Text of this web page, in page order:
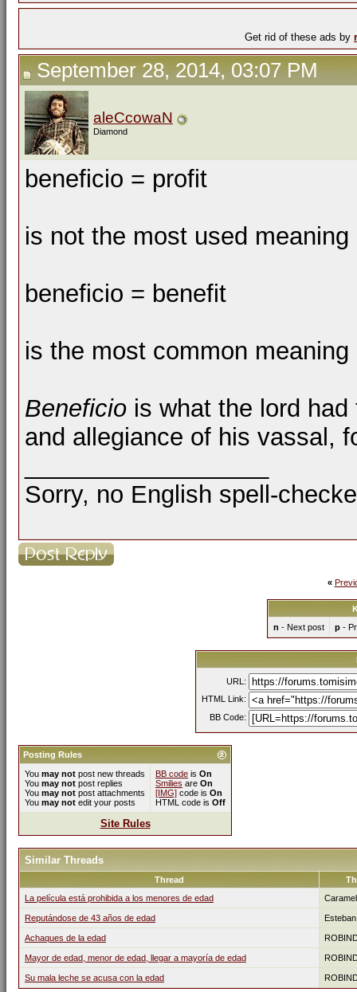
Get rid of these ads by
September 28, 2014, 03:07 PM
aleCcowaN
Diamond
beneficio = profit
is not the most used
beneficio = benefit
is the most common meaning
Beneficio is what the lord
and allegiance of his vassal,
Sorry, no English spell-
«
n - Next post p-
URL:
HTML Link:
BB Code:
Posting Rules
You may not post new threads
You may not post replies
You may not post attachments
You may not edit your posts
BB code is On
Smilies are On
[IMG] code is On
HTML code is Off
Site Rules
Similar Threads
Thread
La película está prohibida a los menores de edad
Reputándose de 43 años de edad
Achaques de la edad
Mayor de edad, menor de edad, llegar a mayoría de edad
Su mala leche se acusa con la edad